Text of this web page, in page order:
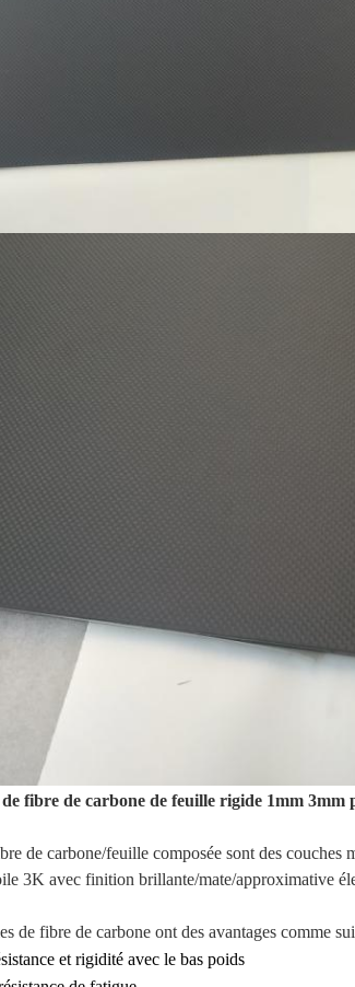
fibre de carbone de feuille rigide 1mm
de carbone/feuille composée sont des
3K avec finition brillante/mate/approximative
de fibre de carbone ont des avantages comme
et rigidité avec le bas poids